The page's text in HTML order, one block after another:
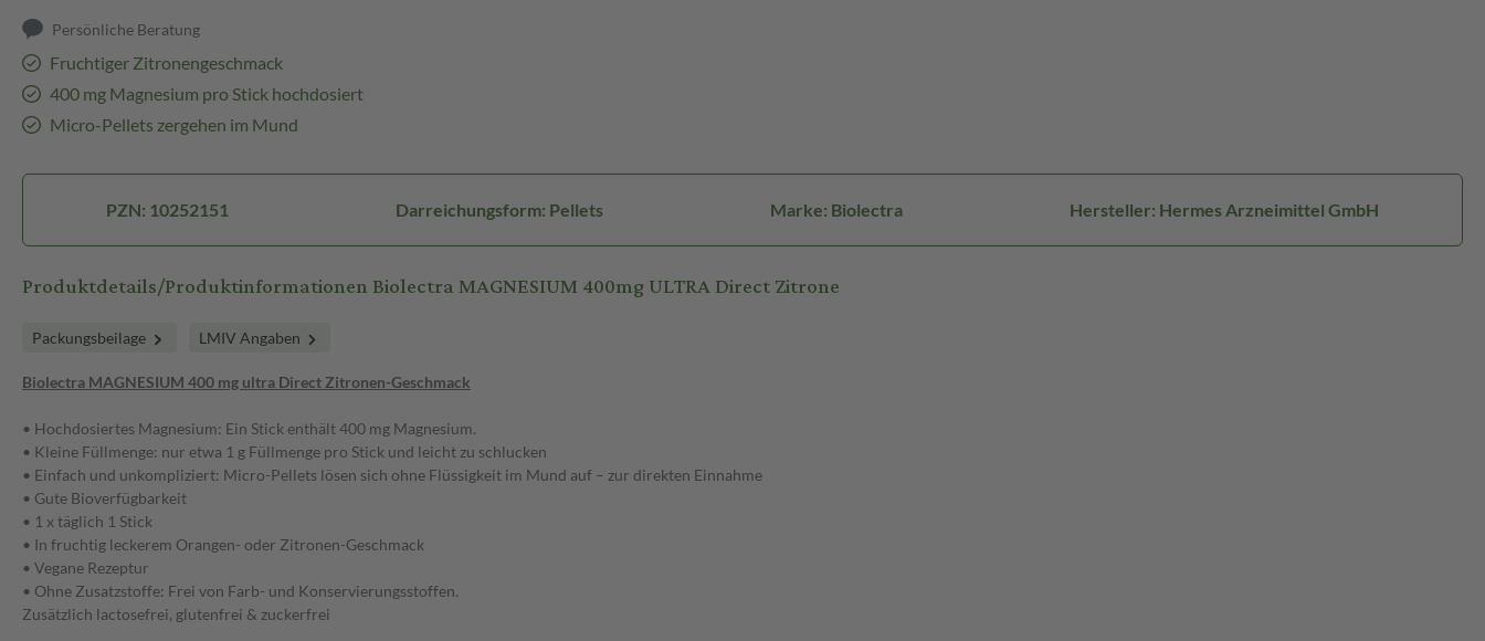
Persönliche Beratung
Fruchtiger Zitronengeschmack
400 mg Magnesium pro Stick hochdosiert
Micro-Pellets zergehen im Mund
PZN: 10252151 Darreichungsform: Pellets Marke: Biolectra Hersteller: Hermes Arzneimittel GmbH
Produktdetails/Produktinformationen Biolectra MAGNESIUM 400mg ULTRA Direct Zitrone
Packungsbeilage LMIV Angaben
Biolectra MAGNESIUM 400 mg ultra Direct Zitronen-Geschmack
• Hochdosiertes Magnesium: Ein Stick enthält 400 mg Magnesium.
• Kleine Füllmenge: nur etwa 1 g Füllmenge pro Stick und leicht zu schlucken
• Einfach und unkompliziert: Micro-Pellets lösen sich ohne Flüssigkeit im Mund auf – zur direkten Einnahme
• Gute Bioverfügbarkeit
• 1 x täglich 1 Stick
• In fruchtig leckerem Orangen- oder Zitronen-Geschmack
• Vegane Rezeptur
• Ohne Zusatzstoffe: Frei von Farb- und Konservierungsstoffen.
Zusätzlich lactosefrei, glutenfrei & zuckerfrei